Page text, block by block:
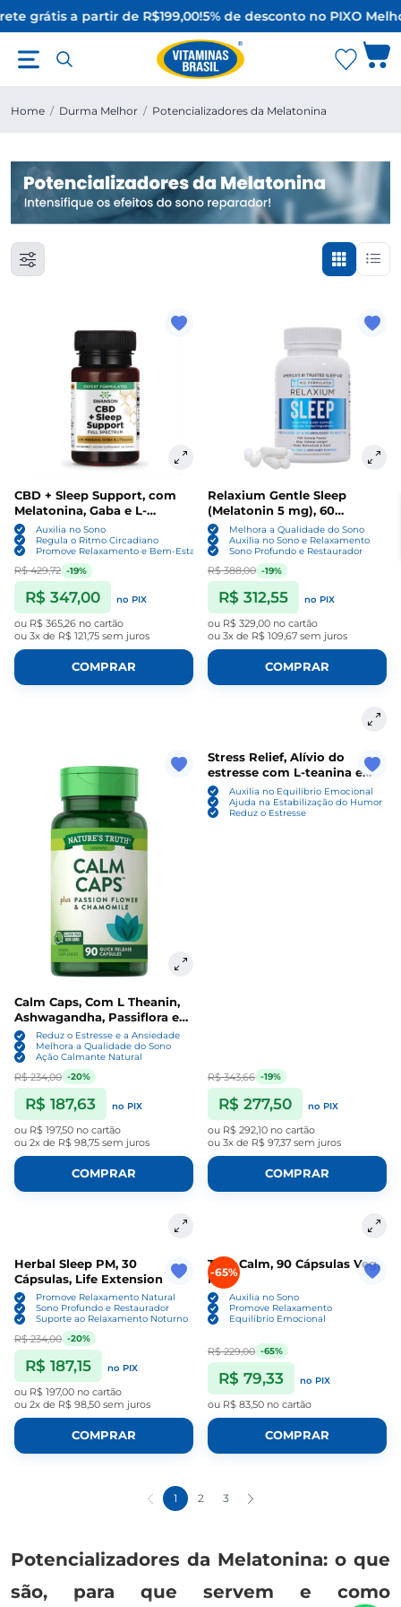
grátis a partir de R$199,00!5% de desconto no PIXO
Home / Durma Melhor / Potencializadores da Melatonina
CBD + Sleep Support, com
Melatonina, Gaba e L-
Teanina, 60 Softgels,
Swanson
Auxilia no Sono
Regula o Ritmo Circadiano
Promove Relaxamento e Bem-Estar
R$ 429,72 -19%
R$ 347,00 no PIX
ou R$ 365,26 no cartão
ou 3x de R$ 121,75 sem juros
COMPRAR
Relaxium Gentle Sleep
(Melatonin 5 mg), 60
cápsulas veganas, MD
Formulated
Melhora a Qualidade do Sono
Auxilia no Sono e Relaxamento
Sono Profundo e Restaurador
R$ 388,00 -19%
R$ 312,55 no PIX
ou R$ 329,00 no cartão
ou 3x de R$ 109,67 sem juros
COMPRAR
Calm Caps, Com L Theanin,
Ashwagandha, Passiflora e
Camomila, 90 Cápsulas,
Nature's Truth
Reduz o Estresse e a Ansiedade
Melhora a Qualidade do Sono
Ação Calmante Natural
R$ 234,00 -20%
R$ 187,63 no PIX
ou R$ 197,50 no cartão
ou 2x de R$ 98,75 sem juros
COMPRAR
Stress Relief, Alívio do
estresse com L-teanina e
GABA, 40 Gomas sabor
morango, Nature Made
Auxilia no Equilíbrio Emocional
Ajuda na Estabilização do Humor
Reduz o Estresse
R$ 343,66 -19%
R$ 277,50 no PIX
ou R$ 292,10 no cartão
ou 3x de R$ 97,37 sem juros
COMPRAR
Herbal Sleep PM, 30
Cápsulas, Life Extension
Promove Relaxamento Natural
Sono Profundo e Restaurador
Suporte ao Relaxamento Noturno
R$ 234,00 -20%
R$ 187,15 no PIX
ou R$ 197,00 no cartão
ou 2x de R$ 98,50 sem juros
COMPRAR
-65%
True Calm, 90 Cápsulas Veg,
Now
Auxilia no Sono
Promove Relaxamento
Equilíbrio Emocional
R$ 229,00 -65%
R$ 79,33 no PIX
ou R$ 83,50 no cartão
COMPRAR
1 2 3
Potencializadores da Melatonina: o que
são, para que servem e como